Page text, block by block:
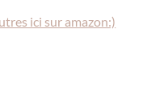
ici sur amazon:)